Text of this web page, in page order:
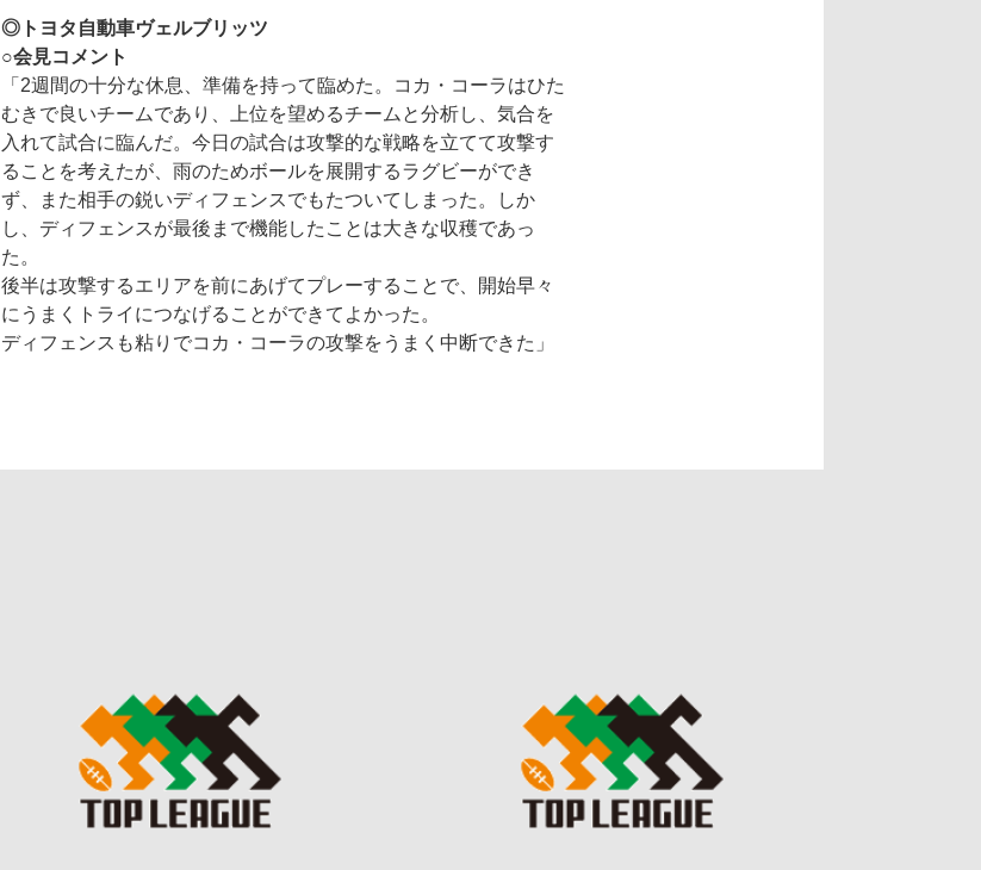
◎トヨタ自動車ヴェルブリッツ
○会見コメント
「2週間の十分な休息、準備を持って臨めた。コカ・コーラはひた
むきで良いチームであり、上位を望めるチームと分析し、気合を
入れて試合に臨んだ。今日の試合は攻撃的な戦略を立てて攻撃す
ることを考えたが、雨のためボールを展開するラグビーができ
ず、また相手の鋭いディフェンスでもたついてしまった。しか
し、ディフェンスが最後まで機能したことは大きな収穫であっ
た。
後半は攻撃するエリアを前にあげてプレーすることで、開始早々
にうまくトライにつなげることができてよかった。
ディフェンスも粘りでコカ・コーラの攻撃をうまく中断できた」